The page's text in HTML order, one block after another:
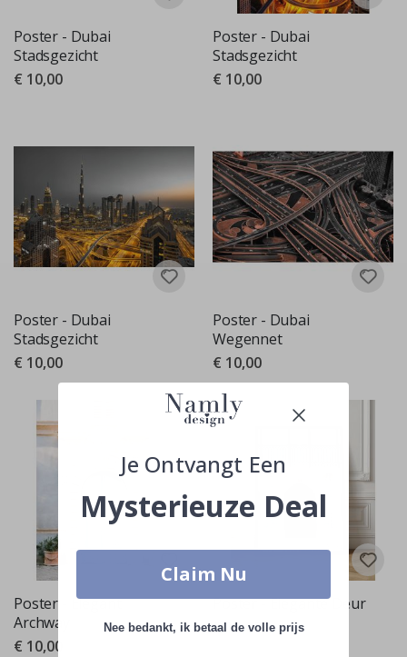
Poster - Dubai
Stadsgezicht
€ 10,00
Poster - Dubai
Stadsgezicht
€ 10,00
Poster - Dubai
Stadsgezicht
€ 10,00
Poster - Dubai
Wegennet
€ 10,00
Poster - Elegant
Archway
€ 10,00
Poster - Elegante Deur
€ 10,00
Je Ontvangt Een
Mysterieuze Deal
Claim Nu
Nee bedankt, ik betaal de volle prijs